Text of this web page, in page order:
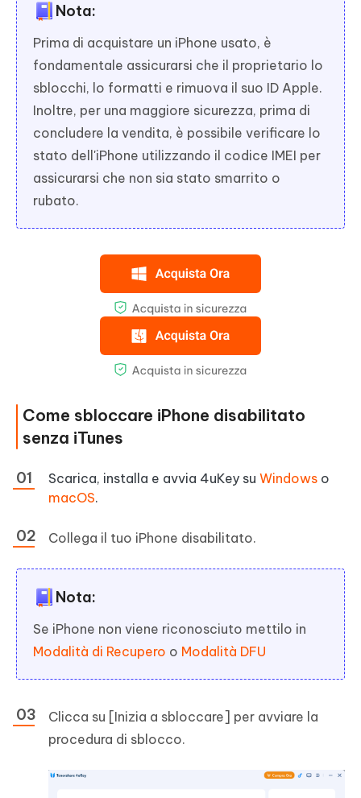
Nota:
Prima di acquistare un iPhone usato, è
fondamentale assicurarsi che il proprietario lo
sblocchi, lo formatti e rimuova il suo ID Apple.
Inoltre, per una maggiore sicurezza, prima di
concludere la vendita, è possibile verificare lo
stato dell'iPhone utilizzando il codice IMEI per
assicurarsi che non sia stato smarrito o
rubato.
Come sbloccare iPhone disabilitato
senza iTunes
Scarica, installa e avvia 4uKey su Windows o
macOS.
Collega il tuo iPhone disabilitato.
Nota:
Se iPhone non viene riconosciuto mettilo in
Modalità di Recupero o Modalità DFU
Clicca su [Inizia a sbloccare] per avviare la
procedura di sblocco.